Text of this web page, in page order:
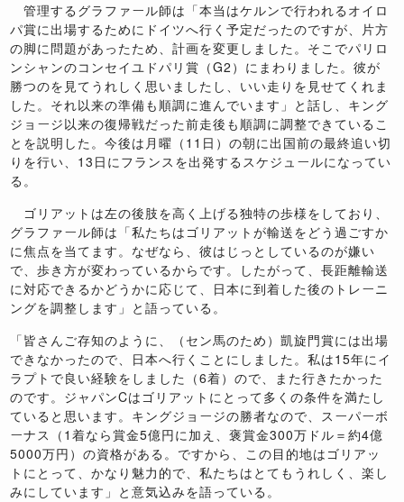
管理するグラファール師は「本当はケルンで行われるオイロ
パ賞に出場するためにドイツへ行く予定だったのですが、片方
の脚に問題があったため、計画を変更しました。そこでパリロ
ンシャンのコンセイユドパリ賞（G2）にまわりました。彼が
勝つのを見てうれしく思いましたし、いい走りを見せてくれま
した。それ以来の準備も順調に進んでいます」と話し、キング
ジョージ以来の復帰戦だった前走後も順調に調整できているこ
とを説明した。今後は月曜（11日）の朝に出国前の最終追い切
りを行い、13日にフランスを出発するスケジュールになってい
る。
ゴリアットは左の後肢を高く上げる独特の歩様をしており、
グラファール師は「私たちはゴリアットが輸送をどう過ごすか
に焦点を当てます。なぜなら、彼はじっとしているのが嫌い
で、歩き方が変わっているからです。したがって、長距離輸送
に対応できるかどうかに応じて、日本に到着した後のトレーニ
ングを調整します」と語っている。
「皆さんご存知のように、（セン馬のため）凱旋門賞には出場
できなかったので、日本へ行くことにしました。私は15年にイ
ラプトで良い経験をしました（6着）ので、また行きたかった
のです。ジャパンCはゴリアットにとって多くの条件を満たし
ていると思います。キングジョージの勝者なので、スーパーボ
ーナス（1着なら賞金5億円に加え、褒賞金300万ドル＝約4億
5000万円）の資格がある。ですから、この目的地はゴリアッ
トにとって、かなり魅力的で、私たちはとてもうれしく、楽し
みにしています」と意気込みを語っている。